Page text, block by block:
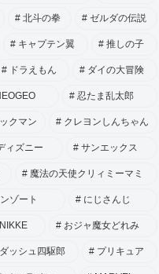
北斗の拳 ゼルダの伝説
キャプテン翼 推しの子
ドラえもん ダイの大冒険
忍たま乱太郎
クマン クレヨンしんちゃん
ィズニー サンエックス
魔法の天使クリィミーマミ
ゾート にじさんじ
NIKKE おジャ魔女どれみ
ダッシュ四駆郎 プリキュア